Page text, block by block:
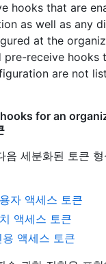
hooks that are
as well as any
at the
pre-receive hooks
are not
for an
음 세분화된 토큰
자 액세스 토큰
액세스 토큰
액세스 토큰